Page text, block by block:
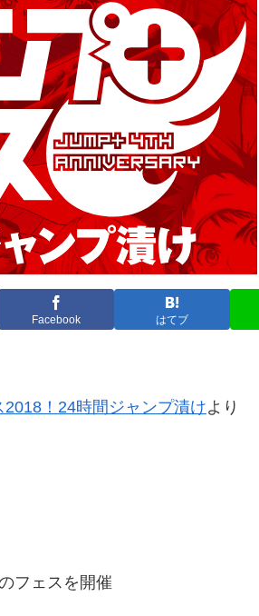
Facebook はてブ
2018！24時間ジャンプ漬けより
フェスを開催